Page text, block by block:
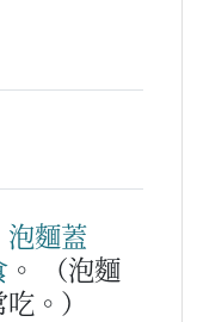
泡麵蓋
。
（泡麵
。）